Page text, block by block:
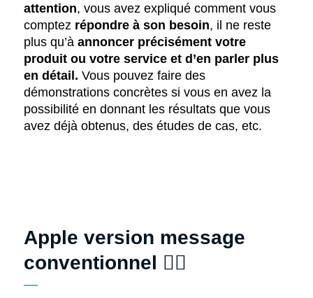
attention, vous avez expliqué comment vous
comptez répondre à son besoin, il ne reste
plus qu’à annoncer précisément votre
produit ou votre service et d’en parler plus
en détail. Vous pouvez faire des
démonstrations concrètes si vous en avez la
possibilité en donnant les résultats que vous
avez déjà obtenus, des études de cas, etc.
Apple version message
conventionnel
👎🏻